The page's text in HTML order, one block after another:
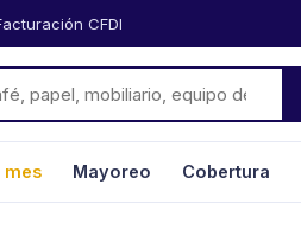
CFDI
mes Mayoreo Cobertura